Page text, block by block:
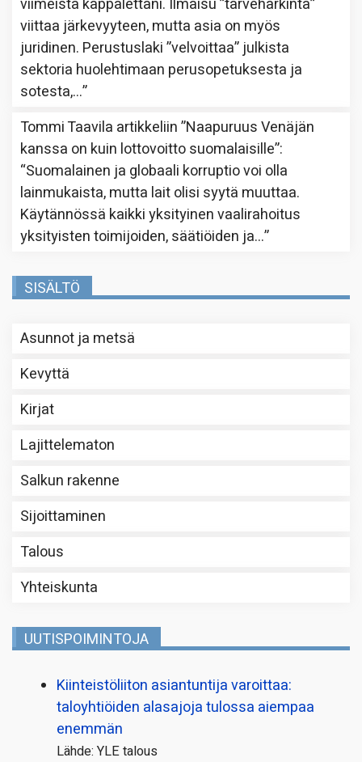
viimeistä kappalettani. Ilmaisu ”tarveharkinta”
viittaa järkevyyteen, mutta asia on myös
juridinen. Perustuslaki ”velvoittaa” julkista
sektoria huolehtimaan perusopetuksesta ja
sotesta,…”
Tommi Taavila artikkeliin”Naapuruus Venäjän
kanssa on kuin lottovoitto suomalaisille”:
“Suomalainen ja globaali korruptio voi olla
lainmukaista, mutta lait olisi syytä muuttaa.
Käytännössä kaikki yksityinen vaalirahoitus
yksityisten toimijoiden, säätiöiden ja…”
SISÄLTÖ
Asunnot ja metsä
Kevyttä
Kirjat
Lajittelematon
Salkun rakenne
Sijoittaminen
Talous
Yhteiskunta
UUTISPOIMINTOJA
Kiinteistö­liiton asiantuntija varoittaa:
taloyhtiöiden alasajoja tulossa aiempaa
enemmän
Lähde: YLE talous